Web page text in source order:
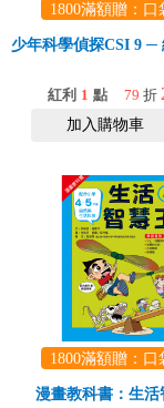
少年科學偵探CSI 9 ─
紅利 1 點 79 折
加入購物車
漫畫教科書：生活